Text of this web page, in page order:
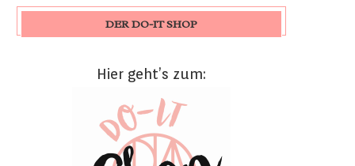
DER DO-IT SHOP
Hier geht’s zum: